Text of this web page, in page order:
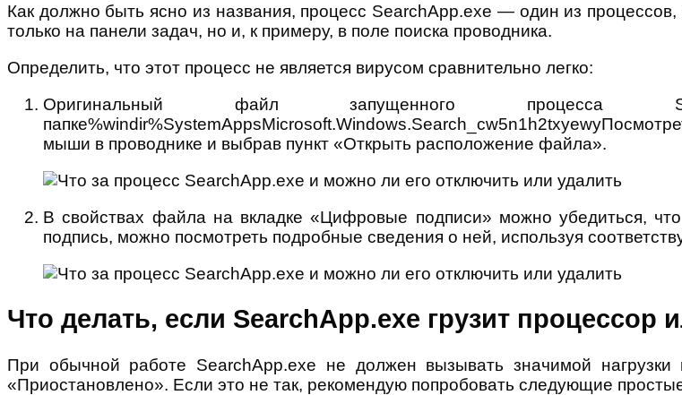
Как должно быть ясно из названия, процесс SearchApp.exe — один из
только на панели задач, но и, к примеру, в поле поиска проводника.
Определить, что этот процесс не является вирусом сравнительно легко:
Оригинальный файл запущенного процесса
мыши в проводнике и выбрав пункт «Открыть расположение файла».
В свойствах файла на вкладке «Цифровые подписи» можно убедиться,
подпись, можно посмотреть подробные сведения о ней, используя
Что делать, если SearchApp.exe грузит процессор
При обычной работе SearchApp.exe не должен вызывать значимой
«Приостановлено». Если это не так, рекомендую попробовать следующие